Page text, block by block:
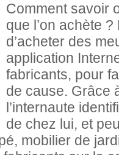
Comment savoir
que l’on achète
d’acheter des
application
fabricants, pour
de cause. Grâce
l’internaute
de chez lui, et
mobilier de